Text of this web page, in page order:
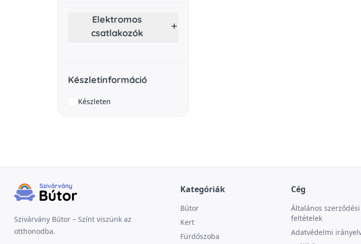
Elektromos
csatlakozók
Készletinformáció
Készleten
Szivárvány Bútor – Színt viszünk az
otthonodba.
Kategóriák
Bútor
Kert
Fürdőszoba
Cég
Általános szerződési
feltételek
Adatvédelmi